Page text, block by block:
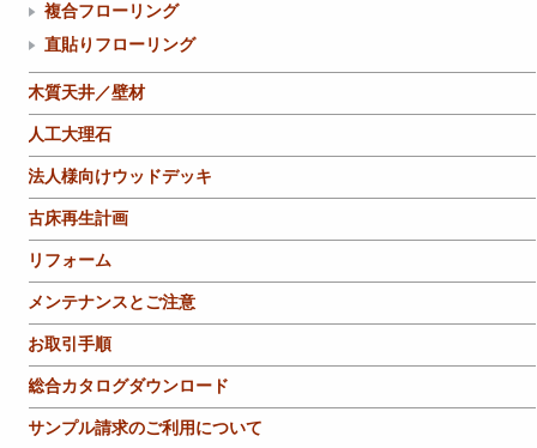
複合フローリング
直貼りフローリング
木質天井／壁材
人工大理石
法人様向けウッドデッキ
古床再生計画
リフォーム
メンテナンスとご注意
お取引手順
総合カタログダウンロード
サンプル請求のご利用について